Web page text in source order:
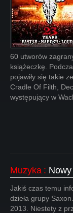
60 utworów
książeczkę.
pojawiły się takie
Cradle Of Filth,
występujący w
Muzyka :
Jakiś czas temu
dzieła grupy
2013. Niestety z